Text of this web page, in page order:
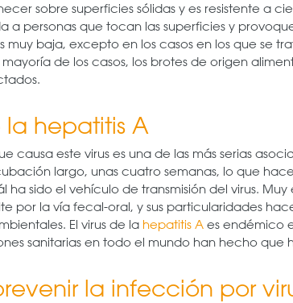
sobre superficies sólidas y es resistente a
a personas que tocan las superficies y
muy baja, excepto en los casos en los que se
mayoría de los casos, los brotes de origen
la hepatitis A
causa este virus es una de las más serias
largo, unas cuatro semanas, lo que
ha sido el vehículo de transmisión del virus.
por la vía fecal-oral, y sus particularidades
El virus de la hepatitis A es endémico
sanitarias en todo el mundo han hecho que
la infección por